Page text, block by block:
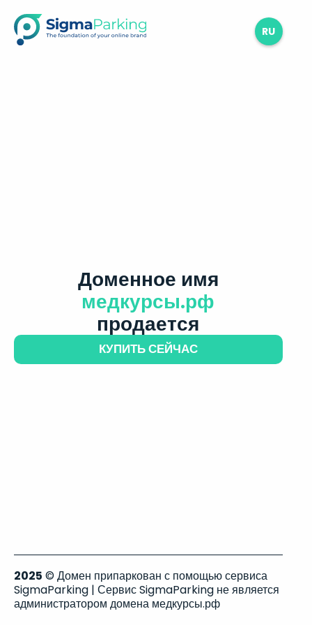
RU
Доменное имя
медкурсы.рф
продается
КУПИТЬ СЕЙЧАС
2025 © Домен припаркован с помощью сервиса
SigmaParking | Сервис SigmaParking не является
администратором домена медкурсы.рф